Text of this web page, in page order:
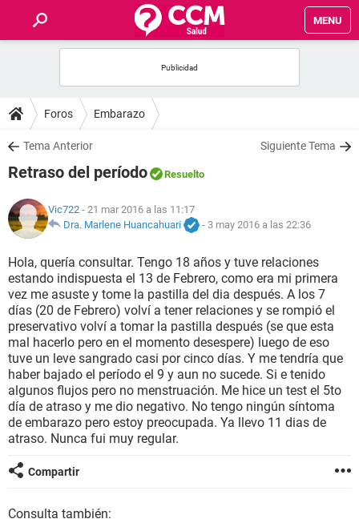
MENU
FOROS
SALUD
NUTRICIÓN
BIENESTAR
SEXUALIDAD
GLOSARIO
Foros Embarazo
Tema Anterior Siguiente Tema
Retraso del período Resuelto
Vic722 - 21 mar 2016 a las 11:17
Dra. Marlene Huancahuari
- 3 may 2016 a las 22:36
Hola, quería consultar. Tengo 18 años y tuve relaciones
estando indispuesta el 13 de Febrero, como era mi primera
vez me asuste y tome la pastilla del dia después. A los 7
días (20 de Febrero) volví a tener relaciones y se rompió el
preservativo volví a tomar la pastilla después (se que esta
mal hacerlo pero en el momento desespere) luego de eso
tuve un leve sangrado casi por cinco días. Y me tendría que
haber bajado el período el 9 y aun no sucede. Si e tenido
algunos flujos pero no menstruación. Me hice un test el 5to
día de atraso y me dio negativo. No tengo ningún síntoma
de embarazo pero estoy preocupada. Ya llevo 11 dias de
atraso. Nunca fui muy regular.
Compartir
Consulta también: